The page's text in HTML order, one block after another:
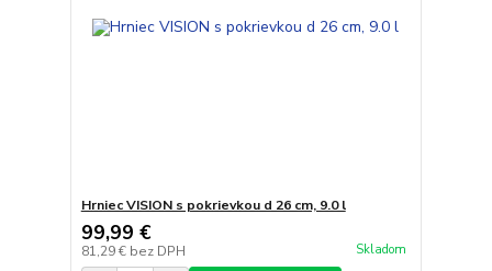
Hrniec VISION s pokrievkou d 26 cm, 9.0 l
99,99 €
81,29 € bez DPH Skladom